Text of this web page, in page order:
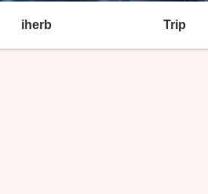
iherb Trip